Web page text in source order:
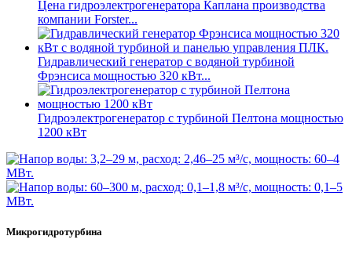
Цена гидроэлектрогенератора Каплана производства
компании Forster...
Гидравлический генератор с водяной турбиной
Фрэнсиса мощностью 320 кВт...
Гидроэлектрогенератор с турбиной Пелтона мощностью
1200 кВт
Микрогидротурбина